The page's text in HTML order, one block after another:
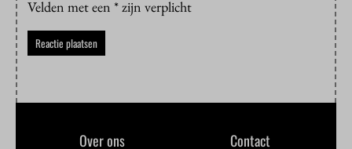
Velden met een * zijn verplicht
Over ons Contact